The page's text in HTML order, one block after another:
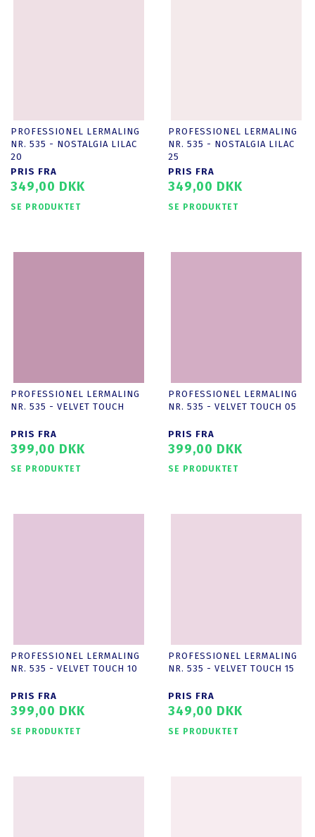
PROFESSIONEL LERMALING
NR. 535 - NOSTALGIA LILAC
20
PRIS FRA
349,00 DKK
SE PRODUKTET
PROFESSIONEL LERMALING
NR. 535 - NOSTALGIA LILAC
25
PRIS FRA
349,00 DKK
SE PRODUKTET
PROFESSIONEL LERMALING
NR. 535 - VELVET TOUCH
PRIS FRA
399,00 DKK
SE PRODUKTET
PROFESSIONEL LERMALING
NR. 535 - VELVET TOUCH 05
PRIS FRA
399,00 DKK
SE PRODUKTET
PROFESSIONEL LERMALING
NR. 535 - VELVET TOUCH 10
PRIS FRA
399,00 DKK
SE PRODUKTET
PROFESSIONEL LERMALING
NR. 535 - VELVET TOUCH 15
PRIS FRA
349,00 DKK
SE PRODUKTET